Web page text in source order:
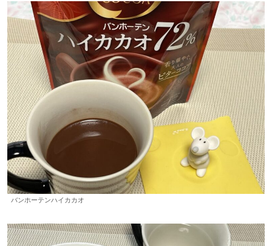
バンホーテンハイカカオ